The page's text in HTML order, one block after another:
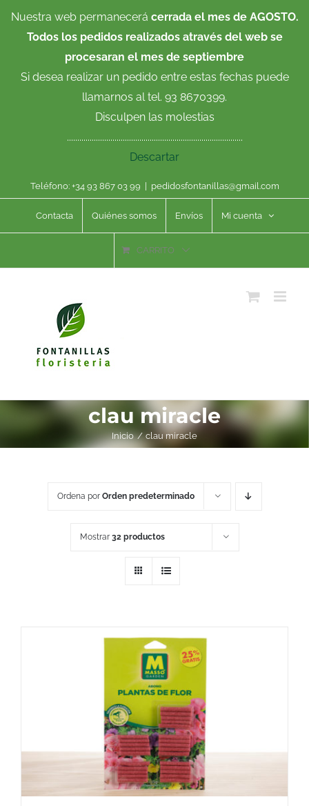
Nuestra web permanecerá cerrada el mes de AGOSTO.
Todos los pedidos realizados através del web se
procesaran el mes de septiembre
Si desea realizar un pedido entre estas fechas puede
llamarnos al tel. 93 8670399.
Disculpen las molestias
.....................................................................................
Descartar
Teléfono: +34 93 867 03 99 pedidosfontanillas@gmail.com
Contacta Quiénes somos Envíos Mi cuenta
CARRITO
clau miracle
Inicio clau miracle
Ordena por Orden predeterminado
Mostrar 32 productos